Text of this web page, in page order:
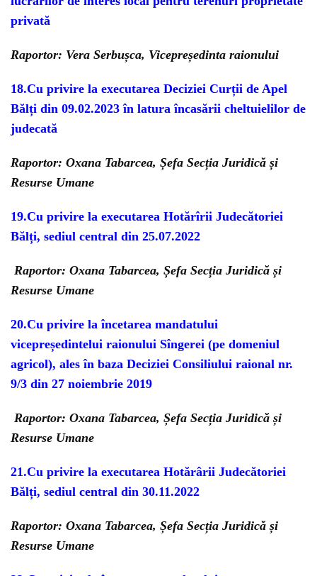
privată
Raportor: Vera Serbușca, Vicepreședinta raionului
18.Cu privire la executarea Deciziei Curții de Apel
Bălți din 09.02.2023 în latura încasării cheltuielilor de
judecată
Raportor: Oxana Tabarcea, Șefa Secția Juridică și
Resurse Umane
19.Cu privire la executarea Hotărîrii Judecătoriei
Bălți, sediul central din 25.07.2022
Raportor: Oxana Tabarcea, Șefa Secția Juridică și
Resurse Umane
20.Cu privire la încetarea mandatului
vicepreședintelui raionului Sîngerei (pe domeniul
agricol), ales în baza Deciziei Consiliului raional nr.
9/3 din 27 noiembrie 2019
Raportor: Oxana Tabarcea, Șefa Secția Juridică și
Resurse Umane
21.Cu privire la executarea Hotărârii Judecătoriei
Bălți, sediul central din 30.11.2022
Raportor: Oxana Tabarcea, Șefa Secția Juridică și
Resurse Umane